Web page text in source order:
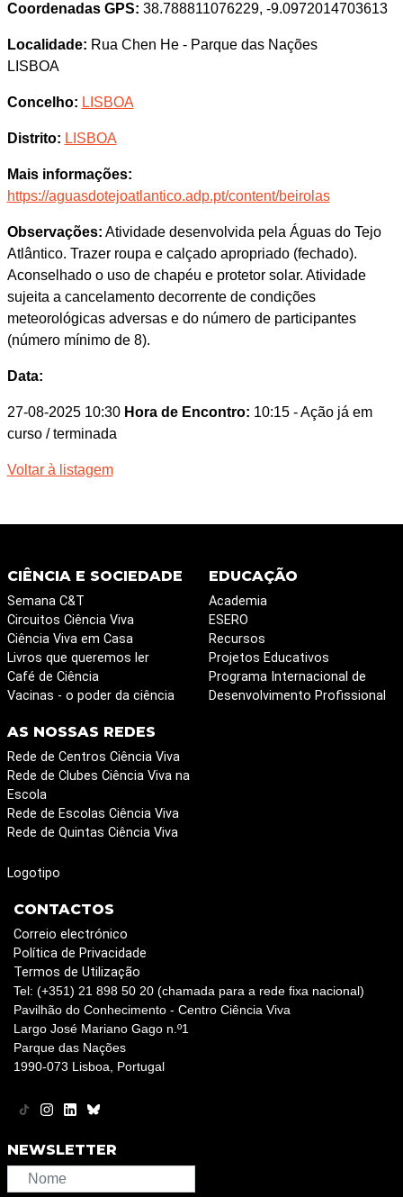
Coordenadas GPS: 38.788811076229, -9.0972014703613
Localidade: Rua Chen He - Parque das Nações
LISBOA
Concelho: LISBOA
Distrito: LISBOA
Mais informações:
https://aguasdotejoatlantico.adp.pt/content/beirolas
Observações: Atividade desenvolvida pela Águas do Tejo
Atlântico. Trazer roupa e calçado apropriado (fechado).
Aconselhado o uso de chapéu e protetor solar. Atividade
sujeita a cancelamento decorrente de condições
meteorológicas adversas e do número de participantes
(número mínimo de 8).
Data:
27-08-2025 10:30 Hora de Encontro: 10:15 - Ação já em
curso / terminada
Voltar à listagem
CIÊNCIA E SOCIEDADE
Semana C&T
Circuitos Ciência Viva
Ciência Viva em Casa
Livros que queremos ler
Café de Ciência
Vacinas - o poder da ciência
EDUCAÇÃO
Academia
ESERO
Recursos
Projetos Educativos
Programa Internacional de
Desenvolvimento Profissional
AS NOSSAS REDES
Rede de Centros Ciência Viva
Rede de Clubes Ciência Viva na
Escola
Rede de Escolas Ciência Viva
Rede de Quintas Ciência Viva
Logotipo
CONTACTOS
Correio electrónico
Política de Privacidade
Termos de Utilização
Tel: (+351) 21 898 50 20 (chamada para a rede fixa nacional)
Pavilhão do Conhecimento - Centro Ciência Viva
Largo José Mariano Gago n.º1
Parque das Nações
1990-073 Lisboa, Portugal
NEWSLETTER